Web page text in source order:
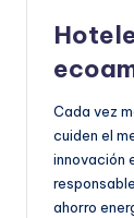
Cada vez
cuiden el
innovación
ahorro